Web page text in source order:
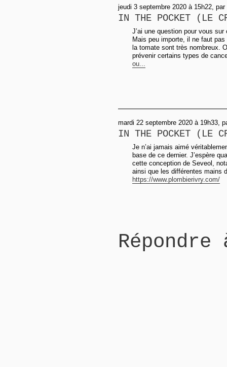
jeudi 3 septembre 2020 à 15h22,
IN THE POCKET (LE
J’ai une question pour vous
Mais peu importe, il ne faut
la tomate sont très nombreux.
prévenir certains types de
ou...
mardi 22 septembre 2020 à 19h33,
IN THE POCKET (LE
Je n’ai jamais aimé
base de ce dernier. J’espère
cette conception de Seveol,
ainsi que les différentes mains
https://www.plombierivry.com/